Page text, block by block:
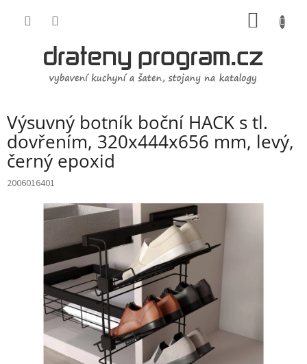
Výsuvný botník boční HACK s tl.
dovřením, 320x444x656 mm, levý,
černý epoxid
2006016401